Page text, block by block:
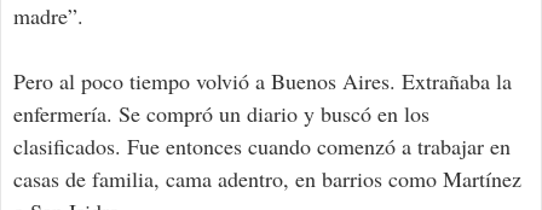
madre”.
Pero al poco tiempo volvió a Buenos Aires. Extrañaba la
enfermería. Se compró un diario y buscó en los
clasificados. Fue entonces cuando comenzó a trabajar en
casas de familia, cama adentro, en barrios como Martínez